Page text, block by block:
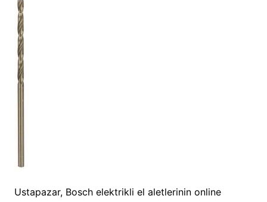
Ustapazar, Bosch elektrikli el aletlerinin online